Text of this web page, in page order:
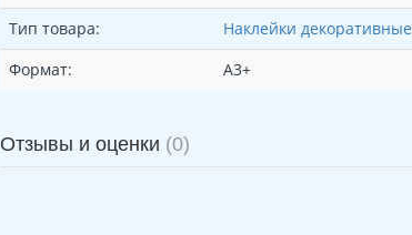
Тип товара:
Наклейки декоративные
Формат:
А3+
Отзывы и оценки (0)